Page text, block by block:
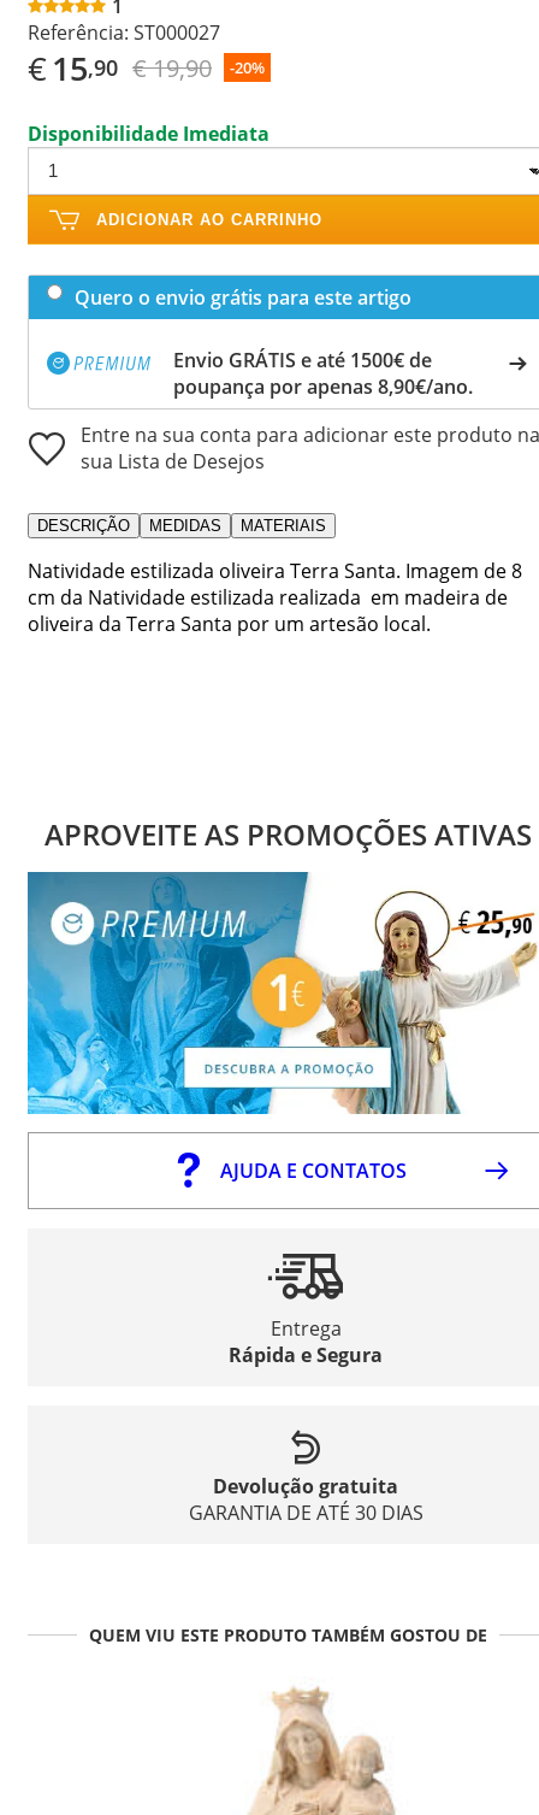
1
Referência: ST000027
€15,90 € 19,90 -20%
Disponibilidade Imediata
ADICIONAR AO CARRINHO
Quero o envio grátis para este artigo
Envio GRÁTIS e até 1500€ de
poupança por apenas 8,90€/ano.
Entre na sua conta para adicionar este produto na
sua Lista de Desejos
DESCRIÇÃO MEDIDAS MATERIAIS
Natividade estilizada oliveira Terra Santa. Imagem de 8
cm da Natividade estilizada realizada em madeira de
oliveira da Terra Santa por um artesão local.
APROVEITE AS PROMOÇÕES ATIVAS
AJUDA E CONTATOS
Entrega
Rápida e Segura
Devolução gratuita
GARANTIA DE ATÉ 30 DIAS
QUEM VIU ESTE PRODUTO TAMBÉM GOSTOU DE